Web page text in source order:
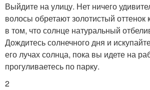
Выйдите на улицу. Нет ничего
волосы обретают золотистый оттенок
в том, что солнце натуральный
Дождитесь солнечного дня и
его лучах солнца, пока вы идете на
прогуливаетесь по парку.
2